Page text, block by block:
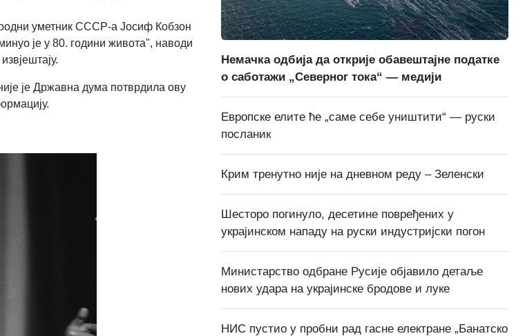
уметник СССР-а Јосиф Кобзон
је у 80. години живота", наводи
је Државна дума потврдила ову
Немачка одбија да открије обавештајне податке
о саботажи „Северног тока“ — медији
Европске елите ће „саме себе уништити“ — руски
посланик
Крим тренутно није на дневном реду – Зеленски
Шесторо погинуло, десетине повређених у
украјинском нападу на руски индустријски погон
Министарство одбране Русије објавило детаље
нових удара на украјинске бродове и луке
НИС пустио у пробни рад гасне електране „Банатско